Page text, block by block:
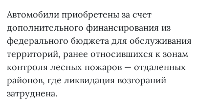
Автомобили приобретены за счет
дополнительного финансирования из
федерального бюджета для обслуживания
территорий, ранее относившихся к зонам
контроля лесных пожаров — отдаленных
районов, где ликвидация возгораний
затруднена.